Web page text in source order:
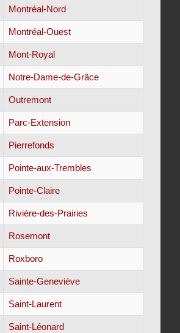
Montréal-Nord
Montréal-Ouest
Mont-Royal
Notre-Dame-de-Grâce
Outremont
Parc-Extension
Pierrefonds
Pointe-aux-Trembles
Pointe-Claire
Rivière-des-Prairies
Rosemont
Roxboro
Sainte-Geneviève
Saint-Laurent
Saint-Léonard